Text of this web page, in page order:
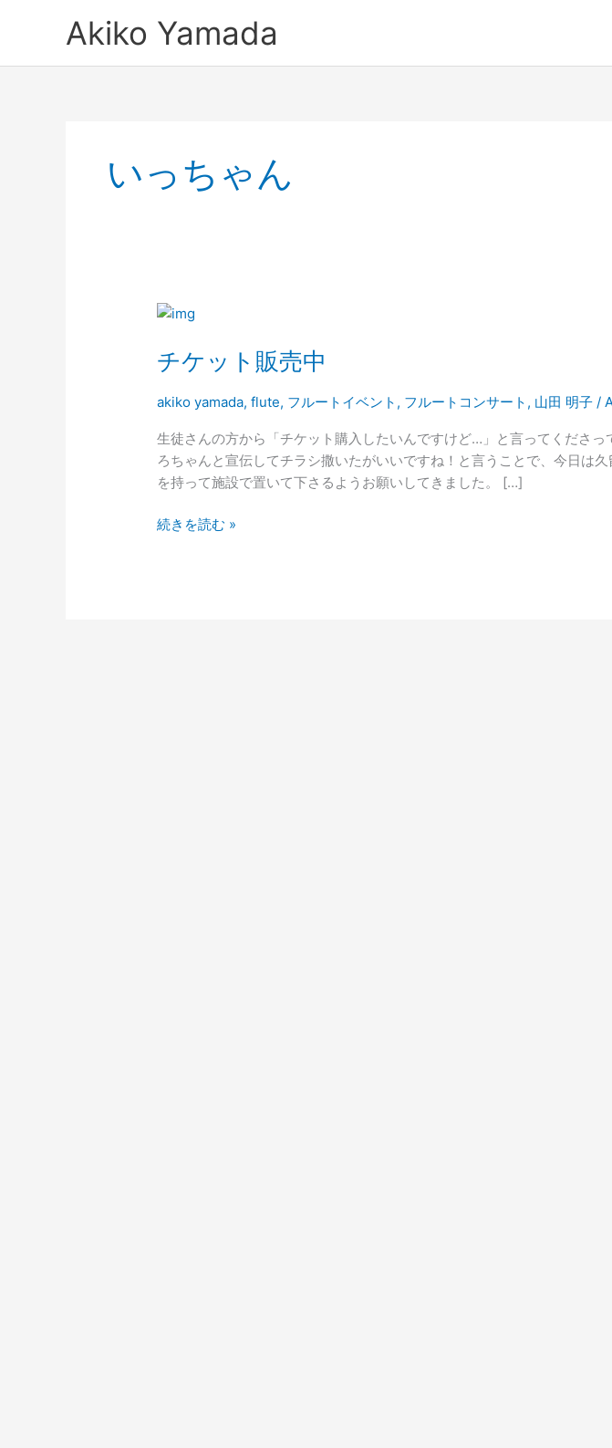
Akiko Yamada
いっちゃん
チケット販売中
akiko yamada,flute, フルートイベント , フルートコンサート , 山田 明子 /
生徒さんの方から「チケット購入したいんですけど…」と言ってくださっ
ろちゃんと宣伝してチラシ撒いたがいいですね！と言うことで、今日は
を持って施設で置いて下さるようお願いしてきました。 […]
チ
ッ
ト
販
中
続きを読む »